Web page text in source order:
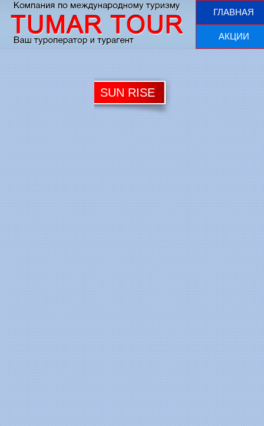
ГЛАВНАЯ
АКЦИИ
SUN RISE